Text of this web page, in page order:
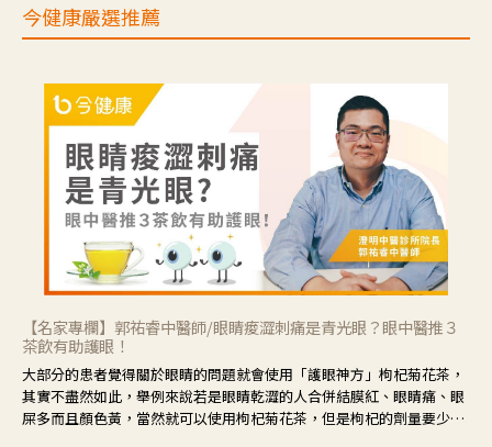
今健康嚴選推薦
【名家專欄】郭祐睿中醫師/眼睛痠澀刺痛是青光眼？眼中醫推３
茶飲有助護眼！
大部分的患者覺得關於眼睛的問題就會使用「護眼神方」枸杞菊花茶，
其實不盡然如此，舉例來說若是眼睛乾澀的人合併結膜紅、眼睛痛、眼
屎多而且顏色黃，當然就可以使用枸杞菊花茶，但是枸杞的劑量要少，